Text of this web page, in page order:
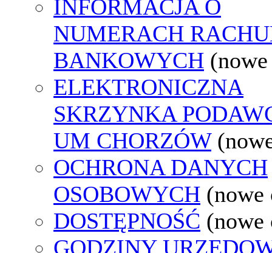
INFORMACJA O
NUMERACH
BANKOWYCH
ELEKTRONICZNA
SKRZYNKA
UM CHORZÓW
OCHRONA DANYCH
OSOBOWYCH (nowe
DOSTĘPNOŚĆ (nowe
GODZINY